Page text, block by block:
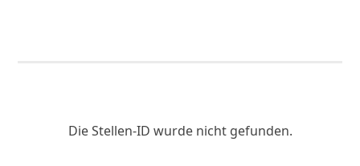
Die Stellen-ID wurde nicht gefunden.